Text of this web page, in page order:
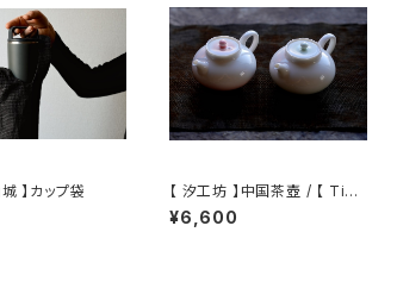
】カップ袋
【 汐工坊 】中国茶壺 / 【 Tida
l Atelier 】Chinese teapot
¥6,600